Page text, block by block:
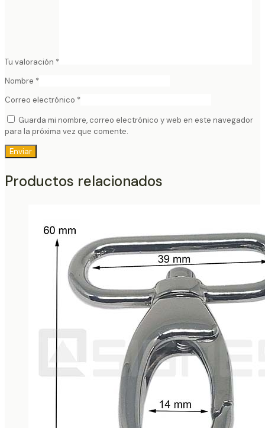
Tu valoración *
Nombre *
Correo electrónico *
Guarda mi nombre, correo electrónico y web en este navegador
para la próxima vez que comente.
Productos relacionados